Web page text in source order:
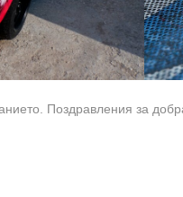
Поздравления за